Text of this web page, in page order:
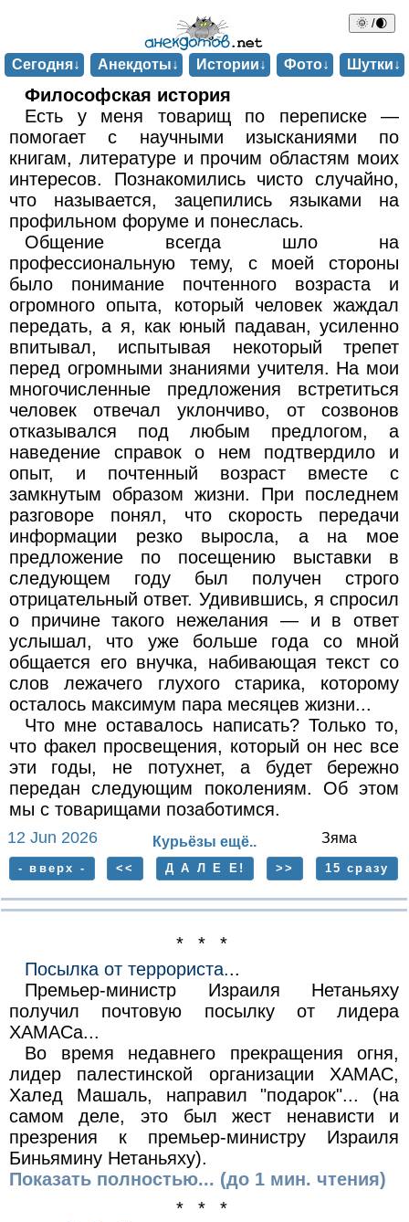
🌞 /🌒
Сегодня↓ Анекдоты↓ Истории↓ Фото↓ Шутки↓
Философская история
Есть у меня товарищ по переписке —
помогает с научными изысканиями по
книгам, литературе и прочим областям моих
интересов. Познакомились чисто случайно,
что называется, зацепились языками на
профильном форуме и понеслась.
Общение всегда шло на
профессиональную тему, с моей стороны
было понимание почтенного возраста и
огромного опыта, который человек жаждал
передать, а я, как юный падаван, усиленно
впитывал, испытывая некоторый трепет
перед огромными знаниями учителя. На мои
многочисленные предложения встретиться
человек отвечал уклончиво, от созвонов
отказывался под любым предлогом, а
наведение справок о нем подтвердило и
опыт, и почтенный возраст вместе с
замкнутым образом жизни. При последнем
разговоре понял, что скорость передачи
информации резко выросла, а на мое
предложение по посещению выставки в
следующем году был получен строго
отрицательный ответ. Удивившись, я спросил
о причине такого нежелания — и в ответ
услышал, что уже больше года со мной
общается его внучка, набивающая текст со
слов лежачего глухого старика, которому
осталось максимум пара месяцев жизни...
Что мне оставалось написать? Только то,
что факел просвещения, который он нес все
эти годы, не потухнет, а будет бережно
передан следующим поколениям. Об этом
мы с товарищами позаботимся.
12 Jun 2026 Курьёзы ещё.. Зяма
- вверх - << Д А Л Е Е! >> 15 сразу
* * *
Посылка от террориста...
Премьер-министр Израиля Нетаньяху
получил почтовую посылку от лидера
ХАМАСa...
Во время недавнего прекращения огня,
лидер палестинской организации ХАМАС,
Халед Машаль, направил "подарок"... (на
самом деле, это был жест ненависти и
презрения к премьер-министру Израиля
Биньяминy Нетаньяху).
Показать полностью... (до 1 мин. чтения)
* * *